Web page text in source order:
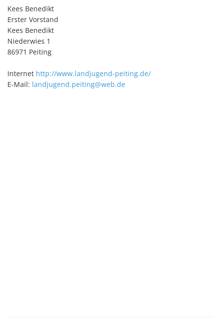
Kees Benedikt
Erster Vorstand
Kees Benedikt
Niederwies 1
86971 Peiting
Internet http://www.landjugend-peiting.de/
E-Mail: landjugend.peiting@web.de